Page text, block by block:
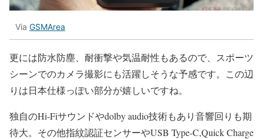
Via GSMArea
更には防水防塵、耐衝撃や気温耐性もあるので、スポーツ
シーンでのカメラ撮影にも活躍しそうな予感です。この辺
りは日本仕様っぽい部分が嬉しいですね。
独自のHi-Fiサウンドやdolby audio技術もあり音響回りも期
待大。その他指紋認証センサーやUSB Type-C,Quick Charge